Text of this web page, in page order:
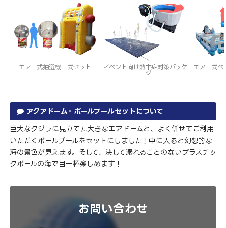
エアー式抽選機一式セット
イベント向け熱中症対策パッケ
ージ
エアー式ペ
アクアドーム・ボールプールセットについて
巨大なクジラに見立てた大きなエアドームと、よく併せてご利用
いただくボールプールをセットにしました！中に入ると幻想的な
海の景色が見えます。そして、決して溺れることのないプラスチッ
クボールの海で目一杯楽しめます！
お問い合わせ